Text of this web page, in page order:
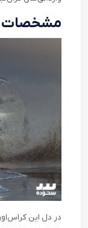
مشخصات فنی
در دل این کراس‌اوور